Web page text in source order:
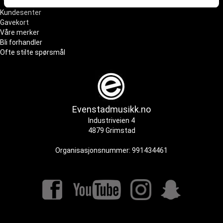
Kundesenter
Gavekort
Våre merker
Bli forhandler
Ofte stilte spørsmål
Evenstadmusikk.no
Industriveien 4
4879 Grimstad
Organisasjonsnummer: 991434461